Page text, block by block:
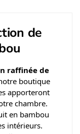
de
raffinée de
boutique
apporteront
chambre.
en bambou
intérieurs.